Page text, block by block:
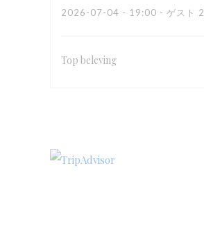
2026-07-04 - 19:00 - ゲスト 2
Top beleving